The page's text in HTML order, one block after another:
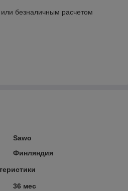
безналичным расчетом
Sawo
Финляндия
36 мес